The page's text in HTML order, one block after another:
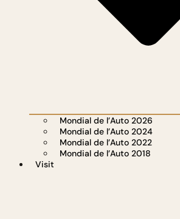
Mondial de l’Auto 2026
Mondial de l’Auto 2024
Mondial de l’Auto 2022
Mondial de l’Auto 2018
Visit